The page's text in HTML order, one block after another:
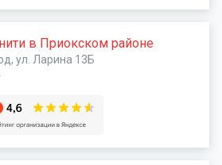
в Приокском районе
ул. Ларина 13Б